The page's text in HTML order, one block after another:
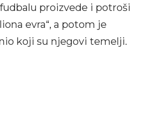
proizvede i potroši
evra“, a potom je
koji su njegovi temelji.